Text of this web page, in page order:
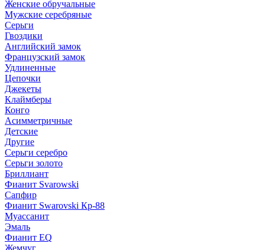
Женские обручальные
Мужские серебряные
Серьги
Гвоздики
Английский замок
Французский замок
Удлиненные
Цепочки
Джекеты
Клаймберы
Конго
Асимметричные
Детские
Другие
Серьги серебро
Серьги золото
Бриллиант
Фианит Svarowski
Сапфир
Фианит Swarovski Кр-88
Муассанит
Эмаль
Фианит EQ
Жемчуг